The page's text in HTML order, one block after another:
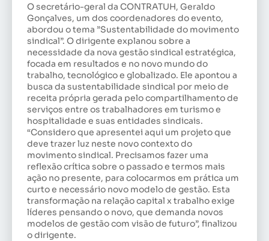
O secretário-geral da CONTRATUH, Geraldo
Gonçalves, um dos coordenadores do evento,
abordou o tema ”Sustentabilidade do movimento
sindical”. O dirigente explanou sobre a
necessidade da nova gestão sindical estratégica,
focada em resultados e no novo mundo do
trabalho, tecnológico e globalizado. Ele apontou a
busca da sustentabilidade sindical por meio de
receita própria gerada pelo compartilhamento de
serviços entre os trabalhadores em turismo e
hospitalidade e suas entidades sindicais.
“Considero que apresentei aqui um projeto que
deve trazer luz neste novo contexto do
movimento sindical. Precisamos fazer uma
reflexão crítica sobre o passado e termos mais
ação no presente, para colocarmos em prática um
curto e necessário novo modelo de gestão. Esta
transformação na relação capital x trabalho exige
líderes pensando o novo, que demanda novos
modelos de gestão com visão de futuro”, finalizou
o dirigente.